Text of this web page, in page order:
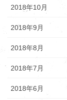
2018年10月
2018年9月
2018年8月
2018年7月
2018年6月